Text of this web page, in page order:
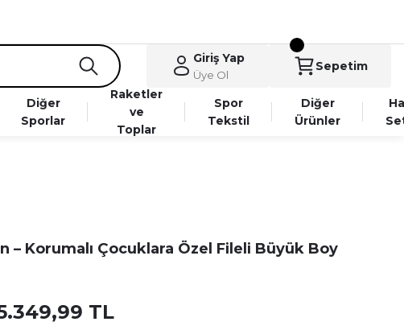
Giriş Yap
Üye Ol
Sepetim
Diğer
Sporlar
Raketler
ve
Toplar
Spor
Tekstil
Diğer
Ürünler
– Korumalı Çocuklara Özel Fileli Büyük Boy
TL